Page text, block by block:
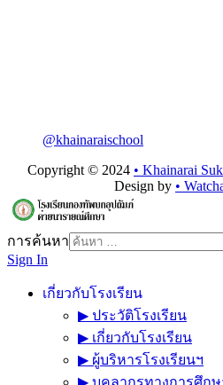
@khainaraischool
Copyright © 2024• Khainarai
Design by•